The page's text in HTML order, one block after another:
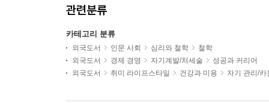
관련분류
카테고리 분류
외국도서 인문 사회 심리와 철학
철학
외국도서
경제 경영 자기계발/처세술
성공과 커리어
외국도서
취미 라이프스타일 건강과 미용 자기 관리/카